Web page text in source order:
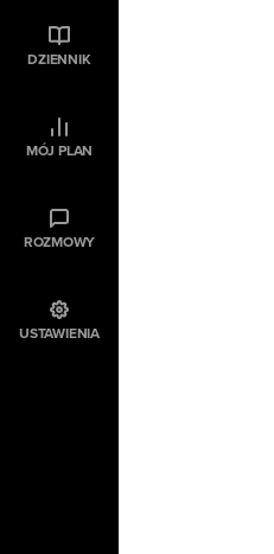
DZIENNIK
MÓJ PLAN
ROZMOWY
USTAWIENIA